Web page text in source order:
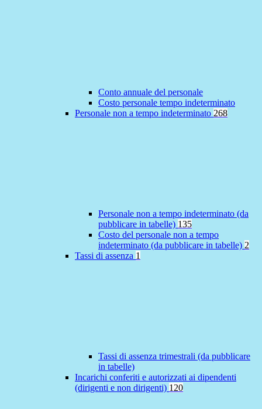
Conto annuale del personale
Costo personale tempo indeterminato
Personale non a tempo indeterminato 268
Personale non a tempo indeterminato (da
pubblicare in tabelle) 135
Costo del personale non a tempo
indeterminato (da pubblicare in tabelle) 2
Tassi di assenza 1
Tassi di assenza trimestrali (da pubblicare
in tabelle)
Incarichi conferiti e autorizzati ai dipendenti
(dirigenti e non dirigenti) 120